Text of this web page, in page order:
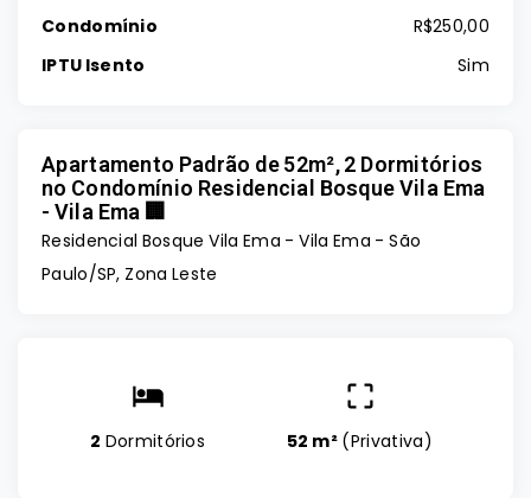
Condomínio
R$250,00
IPTU Isento
Sim
Apartamento Padrão de 52m², 2 Dormitórios
no Condomínio Residencial Bosque Vila Ema
- Vila Ema 🏢
Residencial Bosque Vila Ema -Vila Ema - São
Paulo/SP, Zona Leste
2 Dormitórios 52 m² (Privativa)